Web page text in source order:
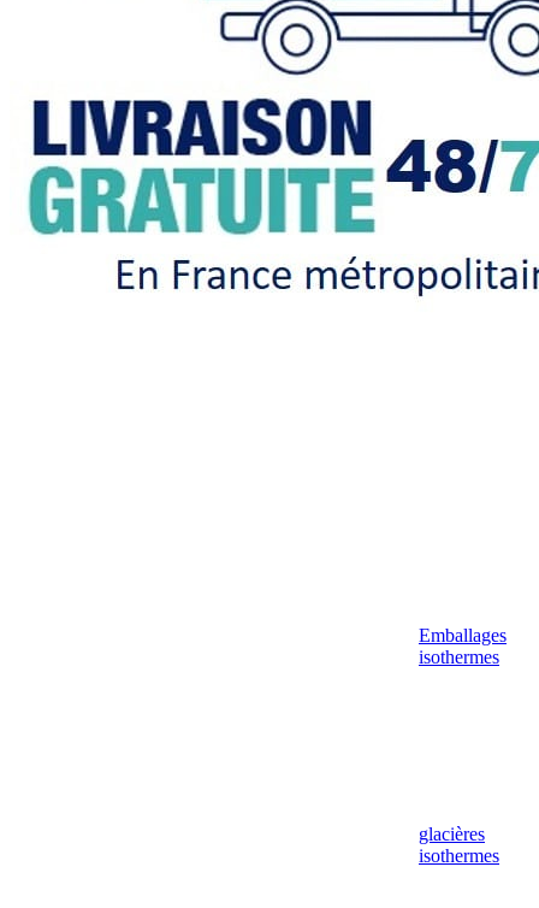
Emballages
isothermes
glacières
isothermes